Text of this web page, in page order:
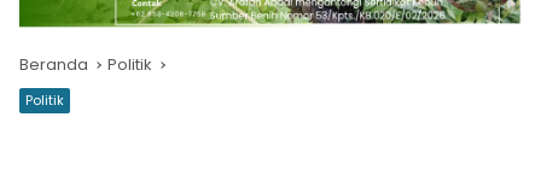
Beranda Politik
Politik